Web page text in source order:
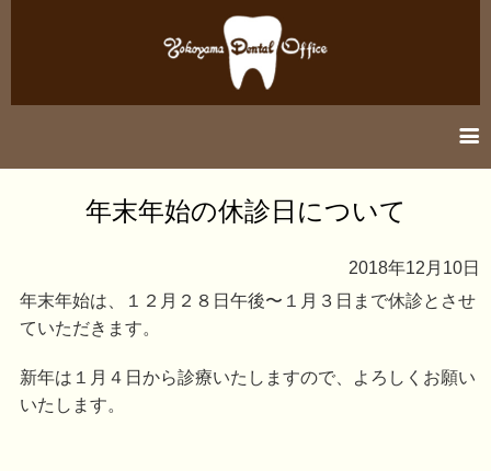
診療案内
年末年始の休診日について
2018年12月10日
年末年始は、１２月２８日午後〜１月３日まで休診とさせ
ていただきます。
新年は１月４日から診療いたしますので、よろしくお願い
いたします。